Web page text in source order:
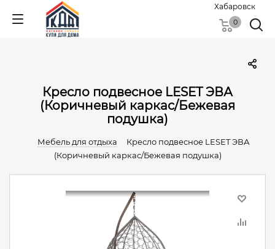
Хабаровск
0
Кресло подвесное LESET ЭВА
(Коричневый каркас/Бежевая
подушка)
Мебель для отдыха
Кресло подвесное LESET ЭВА
(Коричневый каркас/Бежевая подушка)